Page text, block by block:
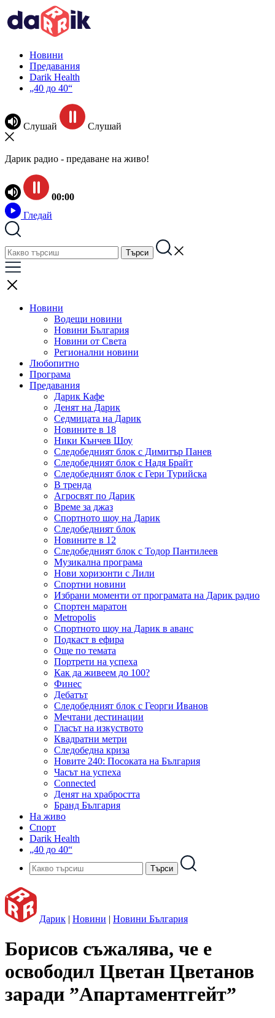
Новини
Предавания
Darik Health
„40 до 40“
Слушай Слушай
Дарик радио - предаване на живо!
00:00
Гледай
Новини
Водещи новини
Новини България
Новини от Света
Регионални новини
Любопитно
Програма
Предавания
Дарик Кафе
Денят на Дарик
Седмицата на Дарик
Новините в 18
Ники Кънчев Шоу
Следобедният блок с Димитър Панев
Следобедният блок с Надя Брайт
Следобедният блок с Гери Турийска
В тренда
Агросвят по Дарик
Време за джаз
Спортното шоу на Дарик
Следобедният блок
Новините в 12
Следобедният блок с Тодор Пантилеев
Музикална програма
Нови хоризонти с Лили
Спортни новини
Избрани моменти от програмата на Дарик радио
Спортен маратон
Metropolis
Спортното шоу на Дарик в аванс
Подкаст в ефира
Още по темата
Портрети на успеха
Как да живеем до 100?
Финес
Дебатът
Следобедният блок с Георги Иванов
Мечтани дестинации
Гласът на изкуството
Квадратни метри
Следобедна криза
Новите 240: Посоката на България
Часът на успеха
Connected
Денят на храбростта
Бранд България
На живо
Спорт
Darik Health
„40 до 40“
Дарик | Новини | Новини България
Борисов съжалява, че е
освободил Цветан Цветанов
заради ”Апартаментгейт”